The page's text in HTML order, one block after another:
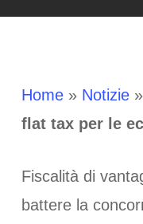
Home» Notizie»
flat tax per le
Fiscalità di
battere la